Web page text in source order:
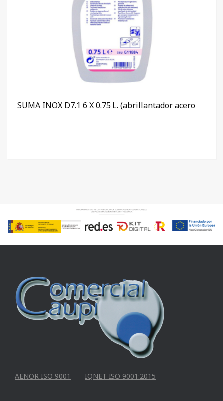
SUMA INOX D7.1 6 X 0.75 L. (abrillantador acero
AENOR ISO 9001 IQNET ISO 9001:2015